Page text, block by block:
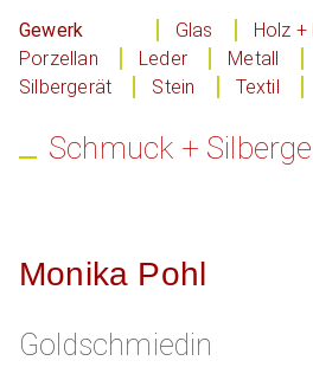
Gewerk Glas Holz +
Porzellan
Leder Metall
Silbergerät
Stein Textil
Schmuck +
Monika Pohl
Goldschmiedin